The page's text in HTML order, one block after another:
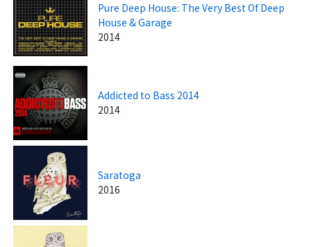
Pure Deep House: The Very Best Of Deep
House & Garage
2014
Addicted to Bass 2014
2014
Saratoga
2016